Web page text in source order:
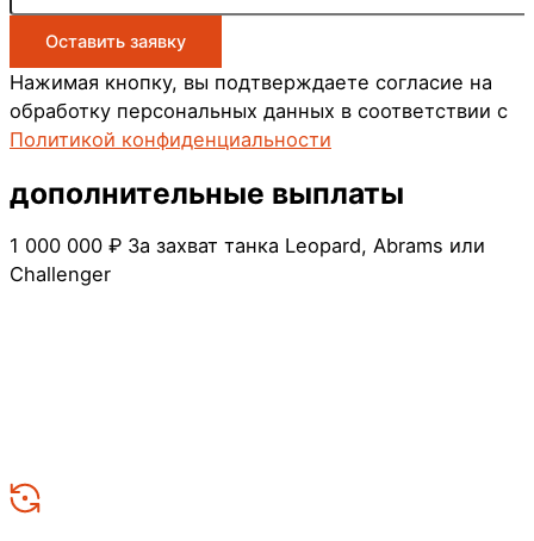
Оставить заявку
Нажимая кнопку, вы подтверждаете согласие на
обработку персональных данных в соответствии с
Политикой конфиденциальности
дополнительные выплаты
1 000 000 ₽ За захват танка Leopard, Abrams или
Challenger